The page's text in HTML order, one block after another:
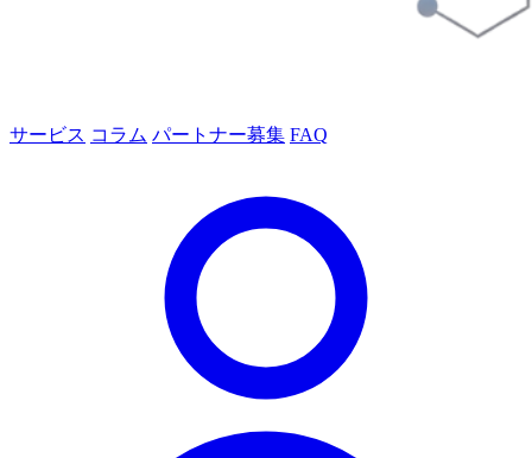
サービス コラム パートナー募集 FAQ